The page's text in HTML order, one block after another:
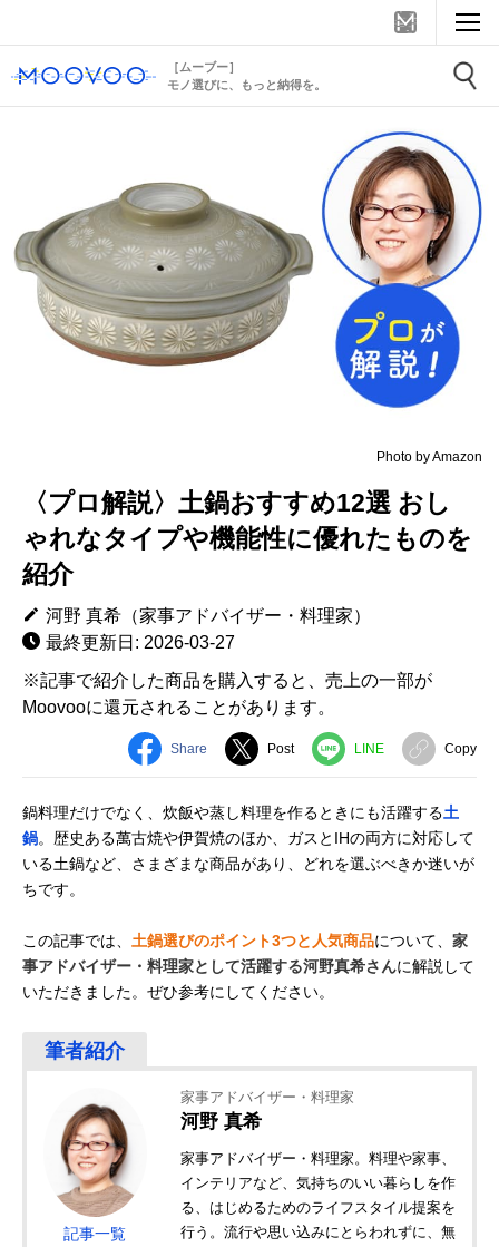
［ムーブー］
モノ選びに、もっと納得を。
Photo by Amazon
〈プロ解説〉土鍋おすすめ12選 おし
ゃれなタイプや機能性に優れたものを
紹介
河野 真希（家事アドバイザー・料理家）
最終更新日: 2026-03-27
※記事で紹介した商品を購入すると、売上の一部が
Moovooに還元されることがあります。
Share Post LINE Copy
鍋料理だけでなく、炊飯や蒸し料理を作るときにも活躍する土
鍋。歴史ある萬古焼や伊賀焼のほか、ガスとIHの両方に対応して
いる土鍋など、さまざまな商品があり、どれを選ぶべきか迷いが
ちです。
この記事では、 土鍋選びのポイント3つと人気商品について、 家
事アドバイザー・料理家として活躍する河野真希さんに解説して
いただきました。ぜひ参考にしてください。
記事一覧
家事アドバイザー・料理家
河野 真希
家事アドバイザー・料理家。料理や家事、
インテリアなど、気持ちのいい暮らしを作
る、はじめるためのライフスタイル提案を
行う。流行や思い込みにとらわれずに、無